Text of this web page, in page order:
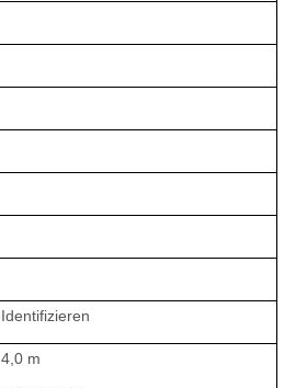
Identifizieren
4,0 m